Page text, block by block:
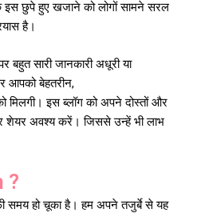
छुपे हुए खजाने को लोगों सामने सरल
है।
सारी जानकारी अधूरी या
आपको बेहतरीन,
मिलगी। इस ब्लॉग को अपने दोस्तों और
शेयर अवश्य करें। जिससे उन्हें भी लाभ
?
समय हो चूका है। हम अपने तजुर्बे से यह